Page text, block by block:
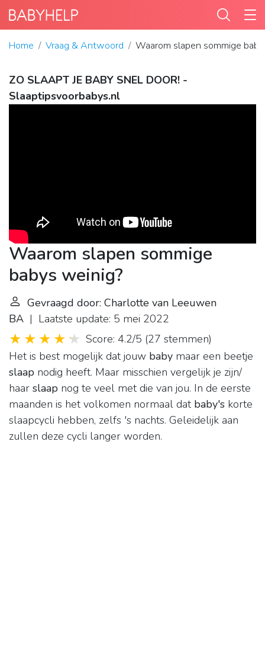
Home Vraag & Antwoord Waarom slapen sommige
ZO SLAAPT JE BABY SNEL DOOR! -
Slaaptipsvoorbabys.nl
Waarom slapen sommige
babys weinig?
Gevraagd door: Charlotte van Leeuwen
BA | Laatste update: 5 mei 2022
Score: 4.2/5 (27 stemmen)
Het is best mogelijk dat jouw baby maar een beetje
slaap nodig heeft. Maar misschien vergelijk je zijn/
haar slaap nog te veel met die van jou. In de eerste
maanden is het volkomen normaal dat baby's korte
slaapcycli hebben, zelfs 's nachts. Geleidelijk aan
zullen deze cycli langer worden.